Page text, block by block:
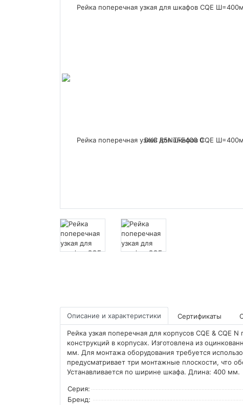
Описание и характеристики Сертификаты
Рейка узкая поперечная для корпусов CQE & CQE
конструкций в корпусах. Изготовлена из
мм. Для монтажа оборудования требуется
предусматривает три монтажные плоскости, что
Устанавливается по ширине шкафа. Длина: 400 мм.
Серия:
Бренд: